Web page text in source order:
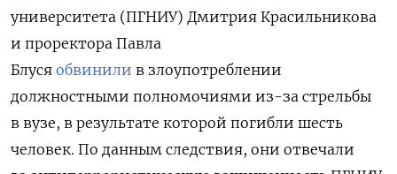
университета (ПГНИУ) Дмитрия Красильникова
и проректора Павла
Блуся обвинили в злоупотреблении
должностными полномочиями из-за стрельбы
в вузе, в результате которой погибли шесть
человек. По данным следствия, они отвечали